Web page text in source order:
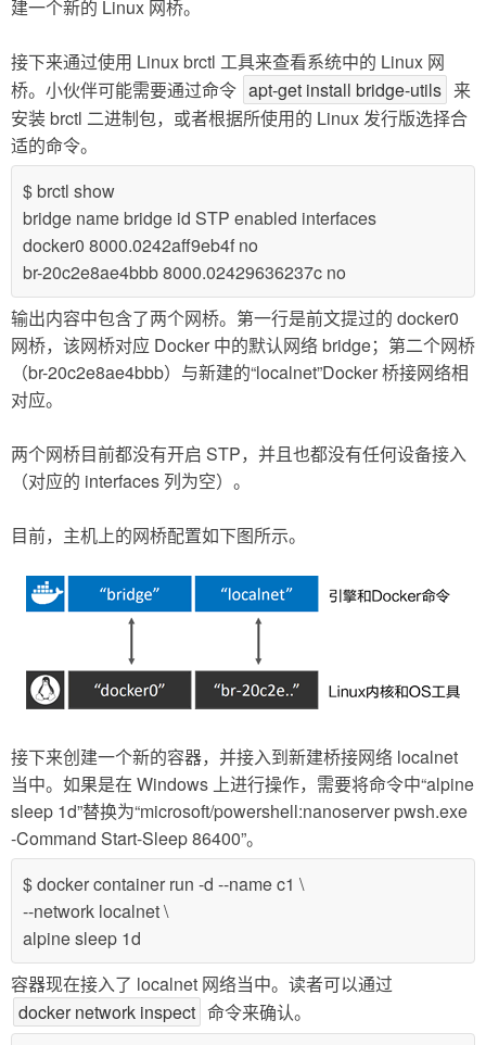
建一个新的 Linux 网桥。
接下来通过使用 Linux brctl 工具来查看系统中的 Linux 网
桥。小伙伴可能需要通过命令 apt-get install bridge-utils 来
安装 brctl 二进制包，或者根据所使用的 Linux 发行版选择合
适的命令。
$ brctl show
bridge name bridge id STP enabled interfaces
docker0 8000.0242aff9eb4f no
br-20c2e8ae4bbb 8000.02429636237c no
输出内容中包含了两个网桥。第一行是前文提过的 docker0
网桥，该网桥对应 Docker 中的默认网络 bridge；第二个网桥
（br-20c2e8ae4bbb）与新建的“localnet”Docker 桥接网络相
对应。
两个网桥目前都没有开启 STP，并且也都没有任何设备接入
（对应的 interfaces 列为空）。
目前，主机上的网桥配置如下图所示。
接下来创建一个新的容器，并接入到新建桥接网络 localnet
当中。如果是在 Windows 上进行操作，需要将命令中“alpine
sleep 1d”替换为“microsoft/powershell:nanoserver pwsh.exe
-Command Start-Sleep 86400”。
$ docker container run -d --name c1 \
--network localnet \
alpine sleep 1d
容器现在接入了 localnet 网络当中。读者可以通过
docker network inspect 命令来确认。